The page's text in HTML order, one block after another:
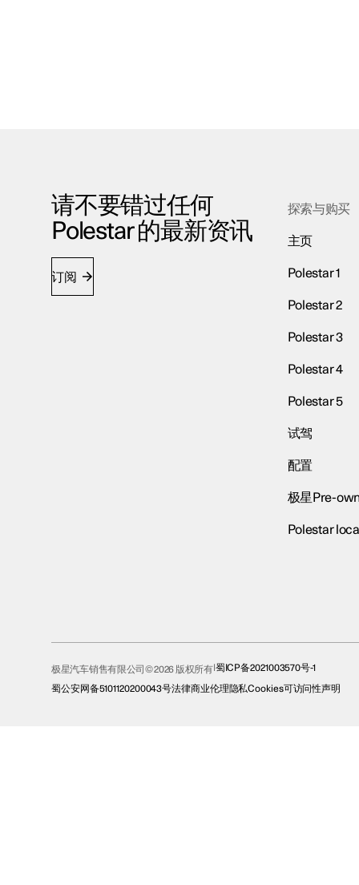
请不要错过任何
Polestar 的最新资讯
订阅
探索与购买
主页
Polestar 1
Polestar 2
Polestar 3
Polestar 4
Polestar 5
试驾
配置
极星Pre-
Polestar
极星汽车销售有限公司© 2026 版权所有 蜀ICP备2021003570号-1
蜀公安网备5101120200043号法律商业伦理隐私Cookies可访问性声明